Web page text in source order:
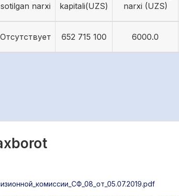
sotilgan narxi
kapitali(UZS)
narxi (UZS)
Отсутствует 652 715 100 6000.0